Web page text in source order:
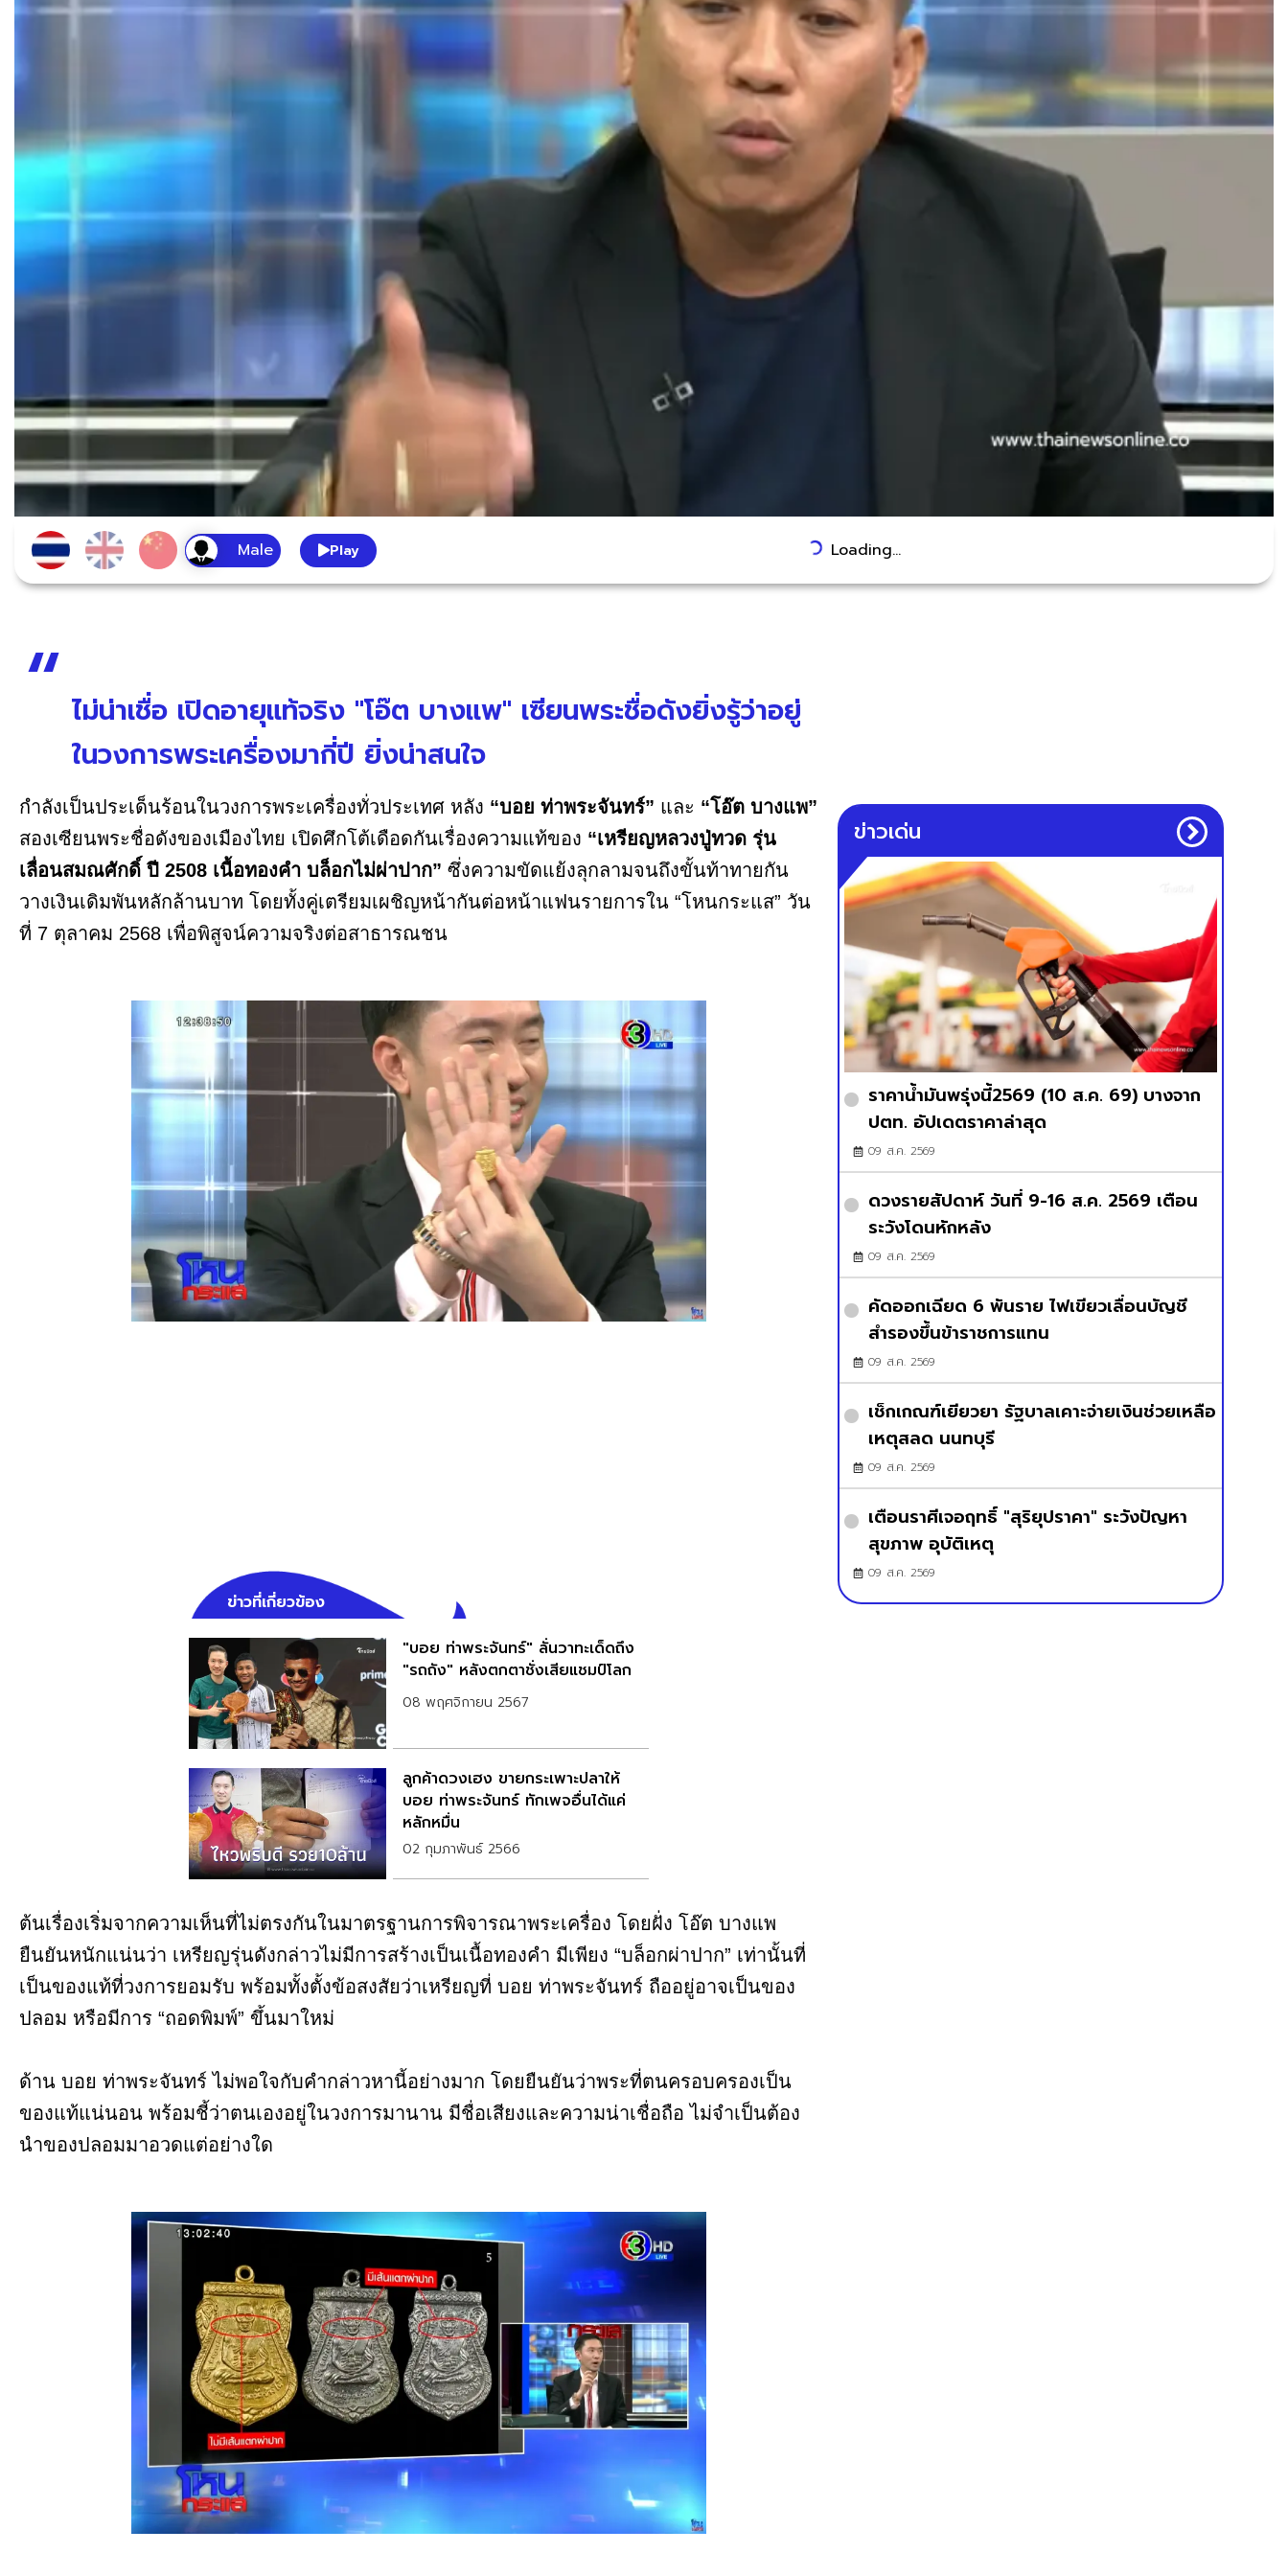
Play Loading...
ไม่น่าเชื่อ เปิดอายุแท้จริง "โอ๊ต บางแพ" เซียนพระชื่อดังยิ่งรู้ว่าอยู่
ในวงการพระเครื่องมากี่ปี ยิ่งน่าสนใจ
กำลังเป็นประเด็นร้อนในวงการพระเครื่องทั่วประเทศ หลัง “บอย ท่าพระจันทร์” และ “โอ๊ต บางแพ”
สองเซียนพระชื่อดังของเมืองไทย เปิดศึกโต้เดือดกันเรื่องความแท้ของ “เหรียญหลวงปู่ทวด รุ่น
เลื่อนสมณศักดิ์ ปี 2508 เนื้อทองคำ บล็อกไม่ผ่าปาก” ซึ่งความขัดแย้งลุกลามจนถึงขั้นท้าทายกัน
วางเงินเดิมพันหลักล้านบาท โดยทั้งคู่เตรียมเผชิญหน้ากันต่อหน้าแฟนรายการใน “โหนกระแส” วัน
ที่ 7 ตุลาคม 2568 เพื่อพิสูจน์ความจริงต่อสาธารณชน
ข่าวที่เกี่ยวข้อง
"บอย ท่าพระจันทร์" ลั่นวาทะเด็ดถึง
"รถถัง" หลังตกตาชั่งเสียแชมป์โลก
08 พฤศจิกายน 2567
ลูกค้าดวงเฮง ขายกระเพาะปลาให้
บอย ท่าพระจันทร์ ทักเพจอื่นได้แค่
หลักหมื่น
02 กุมภาพันธ์ 2566
ต้นเรื่องเริ่มจากความเห็นที่ไม่ตรงกันในมาตรฐานการพิจารณาพระเครื่อง โดยฝั่ง โอ๊ต บางแพ
ยืนยันหนักแน่นว่า เหรียญรุ่นดังกล่าวไม่มีการสร้างเป็นเนื้อทองคำ มีเพียง “บล็อกผ่าปาก” เท่านั้นที่
เป็นของแท้ที่วงการยอมรับ พร้อมทั้งตั้งข้อสงสัยว่าเหรียญที่ บอย ท่าพระจันทร์ ถืออยู่อาจเป็นของ
ปลอม หรือมีการ “ถอดพิมพ์” ขึ้นมาใหม่
ด้าน บอย ท่าพระจันทร์ ไม่พอใจกับคำกล่าวหานี้อย่างมาก โดยยืนยันว่าพระที่ตนครอบครองเป็น
ของแท้แน่นอน พร้อมชี้ว่าตนเองอยู่ในวงการมานาน มีชื่อเสียงและความน่าเชื่อถือ ไม่จำเป็นต้อง
นำของปลอมมาอวดแต่อย่างใด
ข่าวเด่น
ราคาน้ำมันพรุ่งนี้2569 (10 ส.ค. 69) บางจาก
ปตท. อัปเดตราคาล่าสุด
09 ส.ค. 2569
ดวงรายสัปดาห์ วันที่ 9-16 ส.ค. 2569 เตือน
ระวังโดนหักหลัง
09 ส.ค. 2569
คัดออกเฉียด 6 พันราย ไฟเขียวเลื่อนบัญชี
สำรองขึ้นข้าราชการแทน
09 ส.ค. 2569
เช็กเกณฑ์เยียวยา รัฐบาลเคาะจ่ายเงินช่วยเหลือ
เหตุสลด นนทบุรี
09 ส.ค. 2569
เตือนราศีเจอฤทธิ์ "สุริยุปราคา" ระวังปัญหา
สุขภาพ อุบัติเหตุ
09 ส.ค. 2569